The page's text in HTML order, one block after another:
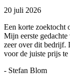
20 juli 2026
Een korte zoektocht
Mijn eerste gedachte
zeer over dit bedrijf.
voor de juiste prijs te
- Stefan Blom